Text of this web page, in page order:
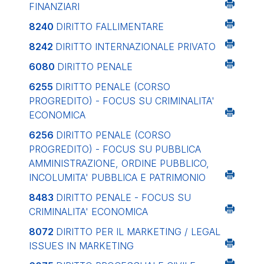
FINANZIARI
8240 DIRITTO FALLIMENTARE
8242 DIRITTO INTERNAZIONALE PRIVATO
6080 DIRITTO PENALE
6255 DIRITTO PENALE (CORSO
PROGREDITO) - FOCUS SU CRIMINALITA'
ECONOMICA
6256 DIRITTO PENALE (CORSO
PROGREDITO) - FOCUS SU PUBBLICA
AMMINISTRAZIONE, ORDINE PUBBLICO,
INCOLUMITA' PUBBLICA E PATRIMONIO
8483 DIRITTO PENALE - FOCUS SU
CRIMINALITA' ECONOMICA
8072 DIRITTO PER IL MARKETING / LEGAL
ISSUES IN MARKETING